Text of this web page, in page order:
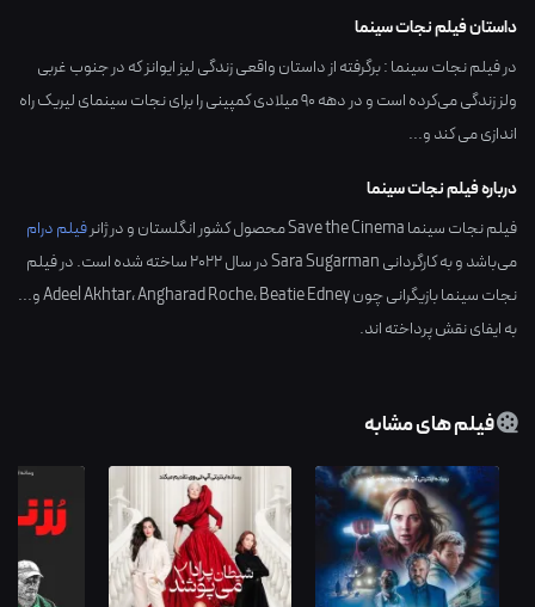
داستان فیلم نجات سینما
در فیلم نجات سینما : برگرفته از داستان واقعی زندگی لیز ایوانز که در جنوب غربی
ولز زندگی می‌کرده است و در دهه ۹۰ میلادی کمپینی را برای نجات سینمای لیریک راه
اندازی می کند و...
درباره فیلم نجات سینما
فیلم نجات سینما Save the Cinema محصول کشور انگلستانو در ژانرفیلم درام
می‌باشد و به کارگردانیSara Sugarmanدر سال2022ساخته شده است. در فیلم
نجات سینما بازیگرانی چون
Adeel Akhtar،Angharad Roche،Beatie Edney
و...
به ایفای نقش پرداخته اند.
فیلم های مشابه